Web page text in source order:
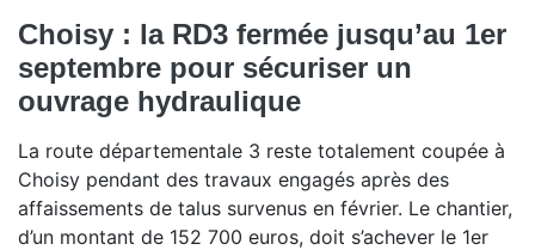
Choisy : la RD3 fermée jusqu’au 1er
septembre pour sécuriser un
ouvrage hydraulique
La route départementale 3 reste totalement coupée à
Choisy pendant des travaux engagés après des
affaissements de talus survenus en février. Le chantier,
d’un montant de 152 700 euros, doit s’achever le 1er